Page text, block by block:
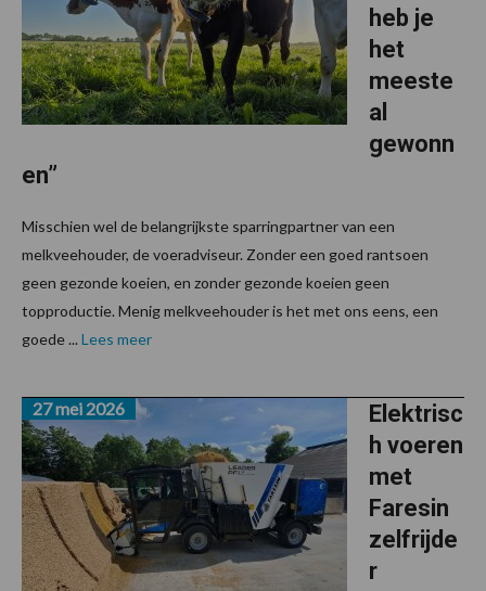
heb je
het
meeste
al
gewonn
en”
Misschien wel de belangrijkste sparringpartner van een
melkveehouder, de voeradviseur. Zonder een goed rantsoen
geen gezonde koeien, en zonder gezonde koeien geen
topproductie. Menig melkveehouder is het met ons eens, een
goede ... Lees meer
Elektrisc
h voeren
met
Faresin
zelfrijde
r
27 mei 2026